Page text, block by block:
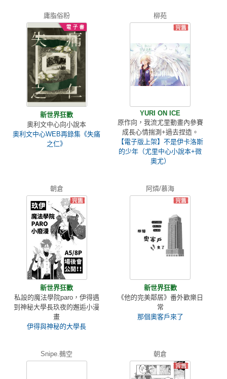
庸脂俗粉
新世界狂歡
奧利文中心向小說本
奧利文中心WEB再錄集《失痛
之仁》
柳苑
YURI ON ICE
原作向，我流尤里動畫內參賽
成長心情揣測+過去捏造。
【電子版上架】不是伊卡洛斯
的少年（尤里中心小說本+微
奧尤）
朝倉
新世界狂歡
私設的魔法學院paro，伊得遇
到神秘大學長玖夜的邂逅小漫
畫
伊得與神秘的大學長
阿燐/慕海
新世界狂歡
《他的完美鄰居》番外歡樂日
常
那個奧客戶來了
Snipe.鵺空 朝倉